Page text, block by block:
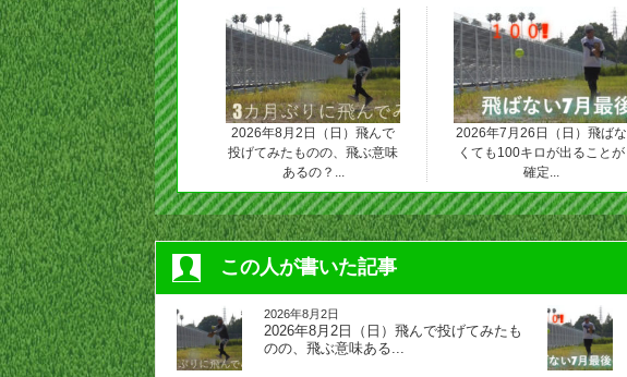
2026年8月2日（日）飛んで
投げてみたものの、飛ぶ意味
あるの？...
2026年7月26日（日）飛ばな
くても100キロが出ることが
確定...
この人が書いた記事
2026年8月2日
2026年8月2日（日）飛んで投げてみたも
のの、飛ぶ意味ある...